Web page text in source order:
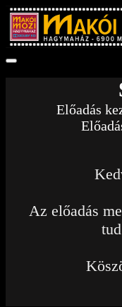
Előadás
Az előadás